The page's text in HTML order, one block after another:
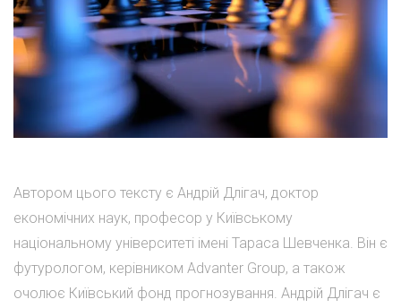
Автором цього тексту є Андрій Длігач, доктор
економічних наук, професор у Київському
національному університеті імені Тараса Шевченка. Він є
футурологом, керівником Advanter Group, а також
очолює Київський фонд прогнозування. Андрій Длігач є